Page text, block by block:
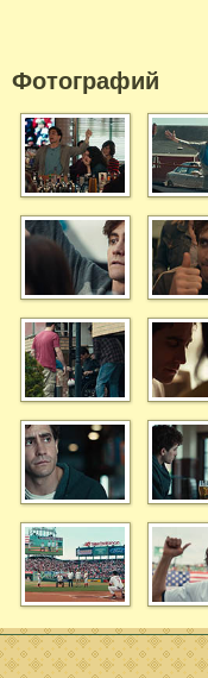
Фотографий